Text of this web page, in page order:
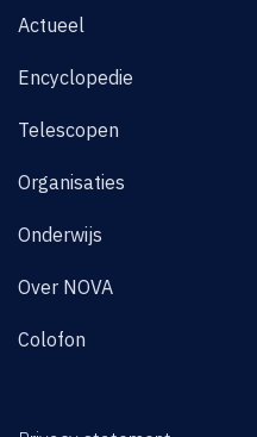
Actueel
Encyclopedie
Telescopen
Organisaties
Onderwijs
Over NOVA
Colofon